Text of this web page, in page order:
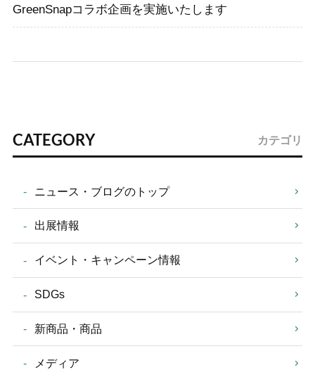
GreenSnapコラボ企画を実施いたします
CATEGORY カテゴリ
ニュース・ブログのトップ
出展情報
イベント・キャンペーン情報
SDGs
新商品・商品
メディア